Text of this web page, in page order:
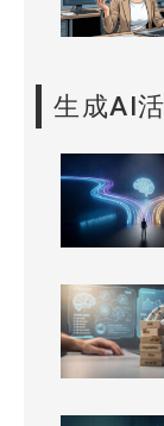
生成AI